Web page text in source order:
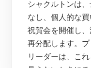
シャクルトンは
なし、個人的な
祝賀会を開催し
再分配します。
リーダーは、こ